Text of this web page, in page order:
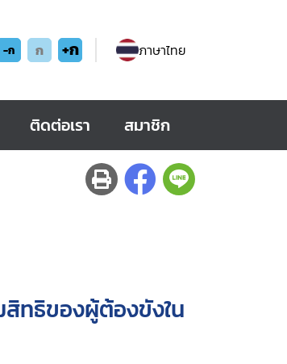
-ก ก +ก ภาษาไทย
ติดต่อเรา สมาชิก
สิทธิของผู้ต้องขังใน